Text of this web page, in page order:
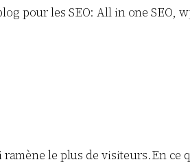
pour les SEO: All in one SEO,
le plus de visiteurs.En ce